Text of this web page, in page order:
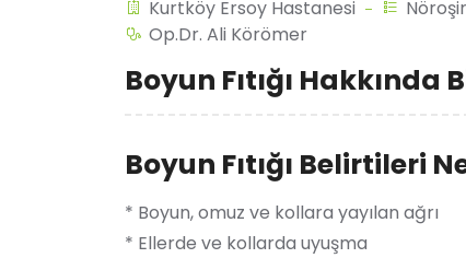
Kurtköy Ersoy Hastanesi
Op.Dr. Ali Körömer
Boyun Fıtığı
Boyun Fıtığı Belirtileri
* Boyun, omuz ve kollara yayılan ağrı
* Ellerde ve kollarda uyuşma